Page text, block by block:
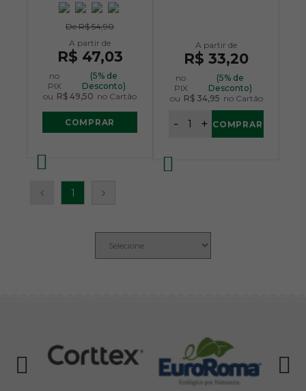
DeR$ 54,90
R$ 47,03
no
PIX
(5% de
Desconto)
ou R$ 49,50 no Cartão
COMPRAR
R$ 33,20
no
PIX
(5% de
Desconto)
ou R$ 34,95 no Cartão
+
- COMPRAR
1